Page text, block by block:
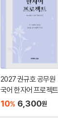
2027 권규호 공무원
국어 한자어 프로젝트
10% 6,300원